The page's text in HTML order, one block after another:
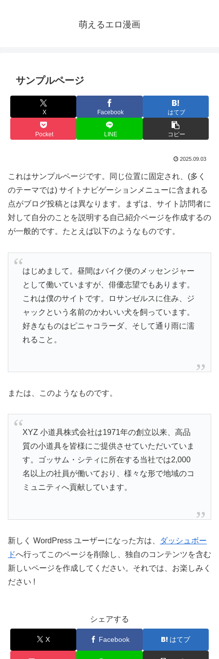
萌えるエロ漫画
サンプルページ
X Facebook はてブ
Pocket LINE コピー
2025.09.03
これはサンプルページです。同じ位置に固定され、(多く
のテーマでは) サイトナビゲーションメニューに含まれる
点がブログ投稿とは異なります。まずは、サイト訪問者に
対して自分のことを説明する自己紹介ページを作成するの
が一般的です。たとえば以下のようなものです。
はじめまして。昼間はバイク便のメッセンジャー
として働いていますが、俳優志望でもあります。
これは僕のサイトです。ロサンゼルスに住み、ジ
ャックという名前のかわいい犬を飼っています。
好きなものはピニャコラーダ、そして通り雨に濡
れること。
または、このようなものです。
XYZ 小道具株式会社は1971年の創立以来、高品
質の小道具を皆様にご提供させていただいていま
す。ゴッサム・シティに所在する当社では2,000
名以上の社員が働いており、様々な形で地域のコ
ミュニティへ貢献しています。
新しく WordPress ユーザーになった方は、
ダッシュボー
ドへ行ってこのページを削除し、独自のコンテンツを含む
新しいページを作成してください。それでは、お楽しみく
ださい !
シェアする
X Facebook はてブ